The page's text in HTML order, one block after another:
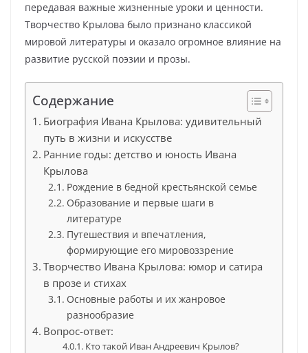
передавая важные жизненные уроки и ценности.
Творчество Крылова было признано классикой
мировой литературы и оказало огромное влияние на
развитие русской поэзии и прозы.
Содержание
Биография Ивана Крылова: удивительный
путь в жизни и искусстве
Ранние годы: детство и юность Ивана
Крылова
Рождение в бедной крестьянской семье
Образование и первые шаги в
литературе
Путешествия и впечатления,
формирующие его мировоззрение
Творчество Ивана Крылова: юмор и сатира
в прозе и стихах
Основные работы и их жанровое
разнообразие
Вопрос-ответ:
Кто такой Иван Андреевич Крылов?